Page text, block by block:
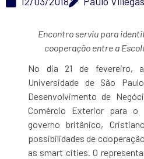
Encontro serviu para
cooperação entre a
No dia 21 de fevereiro,
Universidade de São
Desenvolvimento de
Comércio Exterior para o
governo britânico,
possibilidades de
as smart cities. O